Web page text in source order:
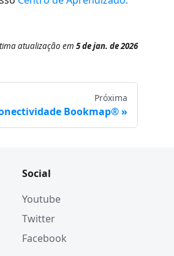
atualização em 5 de jan. de 2026
Próxima
Bookmap®
Social
Youtube
Twitter
Facebook